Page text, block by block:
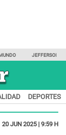
JEFFERSON
DEPORTES
20 JUN 2025 | 9:59 H